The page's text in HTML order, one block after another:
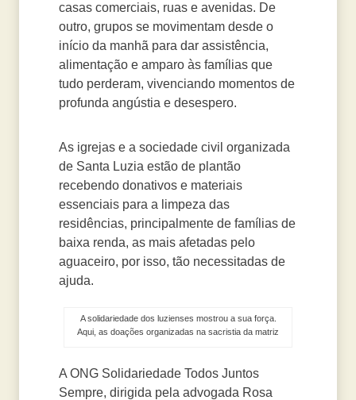
casas comerciais, ruas e avenidas. De
outro, grupos se movimentam desde o
início da manhã para dar assistência,
alimentação e amparo às famílias que
tudo perderam, vivenciando momentos de
profunda angústia e desespero.
As igrejas e a sociedade civil organizada
de Santa Luzia estão de plantão
recebendo donativos e materiais
essenciais para a limpeza das
residências, principalmente de famílias de
baixa renda, as mais afetadas pelo
aguaceiro, por isso, tão necessitadas de
ajuda.
A solidariedade dos luzienses mostrou a sua força.
Aqui, as doações organizadas na sacristia da matriz
A ONG Solidariedade Todos Juntos
Sempre, dirigida pela advogada Rosa